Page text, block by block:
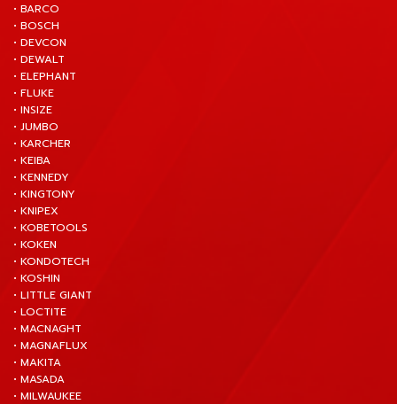
• BARCO
• BOSCH
• DEVCON
• DEWALT
• ELEPHANT
• FLUKE
• INSIZE
• JUMBO
• KARCHER
• KEIBA
• KENNEDY
• KINGTONY
• KNIPEX
• KOBETOOLS
• KOKEN
• KONDOTECH
• KOSHIN
• LITTLE GIANT
• LOCTITE
• MACNAGHT
• MAGNAFLUX
• MAKITA
• MASADA
• MILWAUKEE